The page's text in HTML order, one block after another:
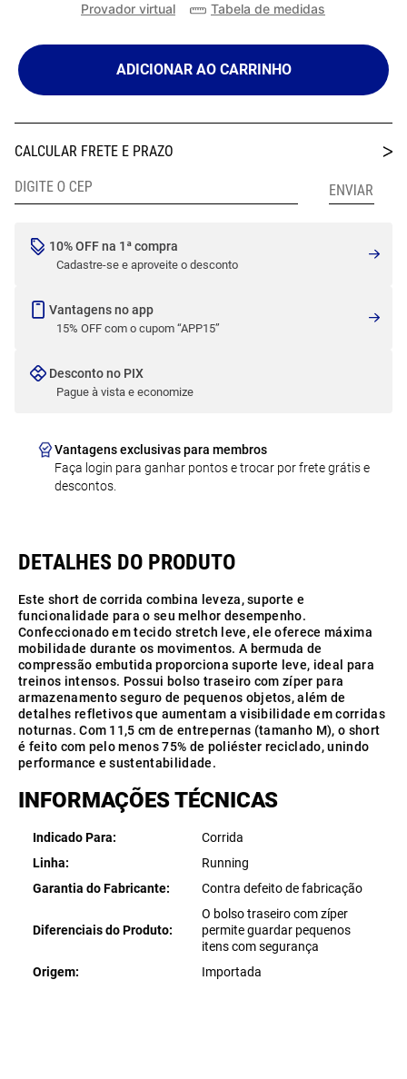
Provador virtual Tabela de medidas
ADICIONAR AO CARRINHO
10% OFF na 1ª compra
Cadastre-se e aproveite o desconto
Vantagens no app
15% OFF com o cupom “APP15”
Desconto no PIX
Pague à vista e economize
Vantagens exclusivas para membros
Faça login para ganhar pontos e trocar por frete grátis e
descontos.
Este short de corrida combina leveza, suporte e
funcionalidade para o seu melhor desempenho.
Confeccionado em tecido stretch leve, ele oferece máxima
mobilidade durante os movimentos. A bermuda de
compressão embutida proporciona suporte leve, ideal para
treinos intensos. Possui bolso traseiro com zíper para
armazenamento seguro de pequenos objetos, além de
detalhes refletivos que aumentam a visibilidade em corridas
noturnas. Com 11,5 cm de entrepernas (tamanho M), o short
é feito com pelo menos 75% de poliéster reciclado, unindo
performance e sustentabilidade.
INFORMAÇÕES TÉCNICAS
Indicado Para
Corrida
Linha
Running
Garantia do Fabricante
Contra defeito de fabricação
Diferenciais do Produto
O bolso traseiro com zíper
permite guardar pequenos
itens com segurança
Origem
Importada